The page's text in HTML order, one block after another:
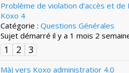
Problème de violation d'accès et
Koxo 4
Catégorie : Questions Générales
Sujet démarré il y a 1 mois 2
1 2 3
MàJ vers Koxo administratior 4.0